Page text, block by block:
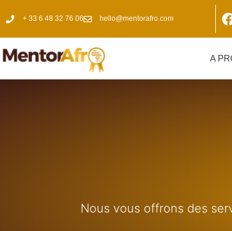
+ 33 6 48 32 76 06 hello@mentorafro.com
A
Nous vous offrons des